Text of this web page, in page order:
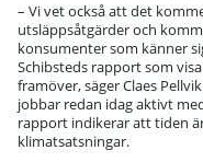
– Vi vet också att det
utsläppsåtgärder och
konsumenter som känner
Schibsteds rapport som
framöver, säger Claes
jobbar redan idag aktivt
rapport indikerar att tiden
klimatsatsningar.